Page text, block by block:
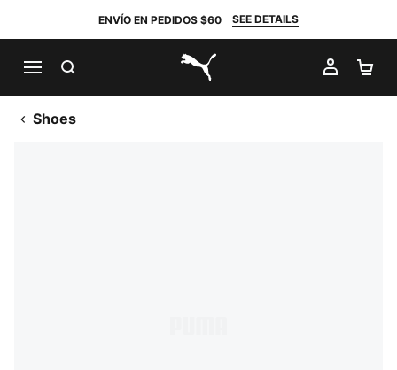
ENVÍO EN PEDIDOS $60 SEE DETAILS
PUMA.com
MI
Shoes